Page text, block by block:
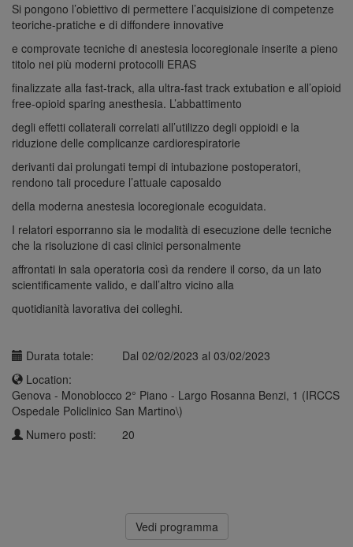
Si pongono l’obiettivo di permettere l’acquisizione di competenze
teoriche-pratiche e di diffondere innovative
e comprovate tecniche di anestesia locoregionale inserite a pieno
titolo nei più moderni protocolli ERAS
finalizzate alla fast-track, alla ultra-fast track extubation e all’opioid
free-opioid sparing anesthesia. L’abbattimento
degli effetti collaterali correlati all’utilizzo degli oppioidi e la
riduzione delle complicanze cardiorespiratorie
derivanti dai prolungati tempi di intubazione postoperatori,
rendono tali procedure l’attuale caposaldo
della moderna anestesia locoregionale ecoguidata.
I relatori esporranno sia le modalità di esecuzione delle tecniche
che la risoluzione di casi clinici personalmente
affrontati in sala operatoria così da rendere il corso, da un lato
scientificamente valido, e dall’altro vicino alla
quotidianità lavorativa dei colleghi.
Durata totale:
Dal 02/02/2023 al 03/02/2023
Location:
Genova - Monoblocco 2° Piano - Largo Rosanna Benzi, 1 (IRCCS
Ospedale Policlinico San Martino\)
Numero posti:
20
Vedi programma